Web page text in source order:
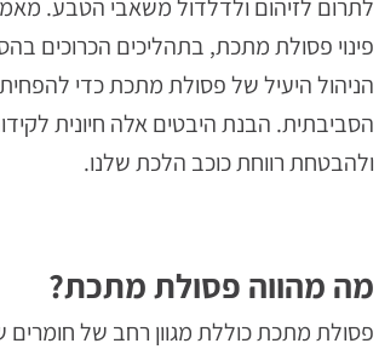
לתרום לזיהום ולדלדול משאבי הטבע.
פינוי פסולת מתכת, בתהליכים הכרוכים
הניהול היעיל של פסולת מתכת כדי
הסביבתית. הבנת היבטים אלה חיונית
ולהבטחת רווחת כוכב הלכת שלנו.
מה מהווה פסולת מתכת?
פסולת מתכת כוללת מגוון רחב של חומרים